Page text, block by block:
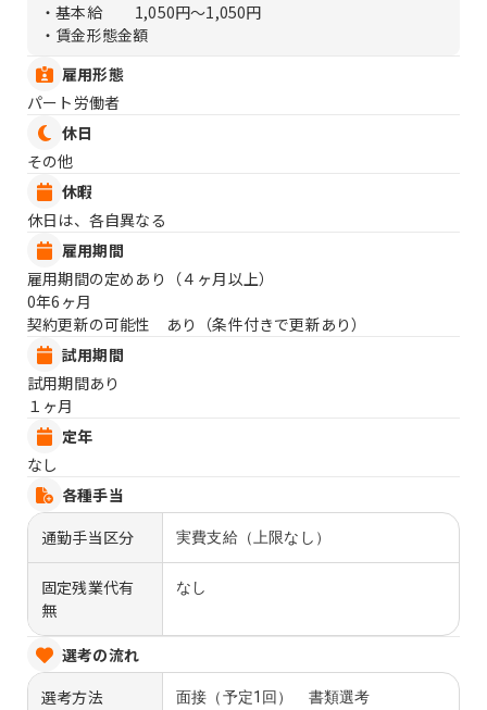
・基本給
1,050円〜1,050円
・賃金形態金額
雇用形態
パート労働者
休日
その他
休暇
休日は、各自異なる
雇用期間
雇用期間の定めあり（４ヶ月以上）
0年6ヶ月
契約更新の可能性 あり（条件付きで更新あり）
試用期間
試用期間あり
１ヶ月
定年
なし
各種手当
通勤手当区分
実費支給（上限なし）
固定残業代有
無
なし
選考の流れ
選考方法
面接（予定1回） 書類選考